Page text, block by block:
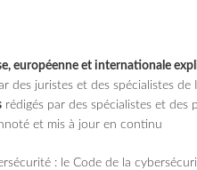
européenne et internationale
des juristes et des spécialistes de
rédigés par des spécialistes et des
et mis à jour en continu
: le Code de la